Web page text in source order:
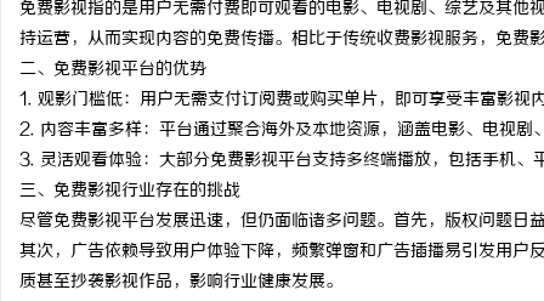
免费影视指的是用户无需付费即可观看的电影、电视剧、综艺及其
持运营，从而实现内容的免费传播。相比于传统收费影视服务，免费
二、免费影视平台的优势
1. 观影门槛低：用户无需支付订阅费或购买单片，即可享受丰富影视
2. 内容丰富多样：平台通过聚合海外及本地资源，涵盖电影、电视
3. 灵活观看体验：大部分免费影视平台支持多终端播放，包括手机
三、免费影视行业存在的挑战
尽管免费影视平台发展迅速，但仍面临诸多问题。首先，版权问题
其次，广告依赖导致用户体验下降，频繁弹窗和广告插播易引发用
质甚至抄袭影视作品，影响行业健康发展。